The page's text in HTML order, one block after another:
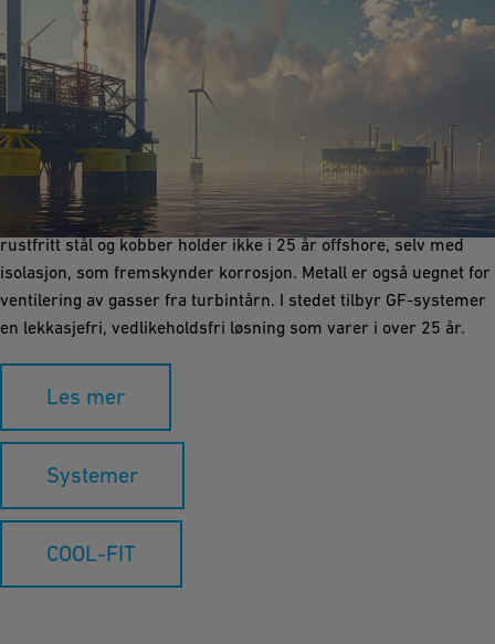
Systemer for offshore vindturbiner
Den nest vanligste årsaken til driftsstans for offshore-turbiner
er lekkasjer i kjølesystemet, med tilsvarende statistikk for
HVAC-systemer i offshore-transformatorstasjoner. Rør av
rustfritt stål og kobber holder ikke i 25 år offshore, selv med
isolasjon, som fremskynder korrosjon. Metall er også uegnet for
ventilering av gasser fra turbintårn. I stedet tilbyr GF-systemer
en lekkasjefri, vedlikeholdsfri løsning som varer i over 25 år.
Les mer
Systemer
COOL-FIT